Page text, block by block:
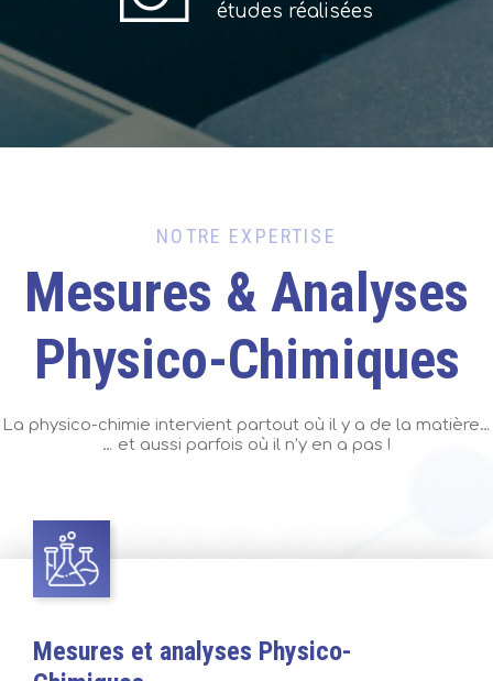
études réalisées
NOTRE EXPERTISE
Mesures & Analyses
Physico-Chimiques
La physico-chimie intervient partout où il y a de la matière…
… et aussi parfois où il n’y en a pas !
Mesures et analyses Physico-